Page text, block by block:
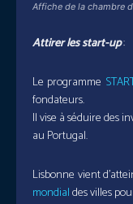
Affiche de la chambre
Attirer les start-up:
Le programme
fondateurs.
Il vise à séduire des
au Portugal.
Lisbonne vient
mondialdes villes